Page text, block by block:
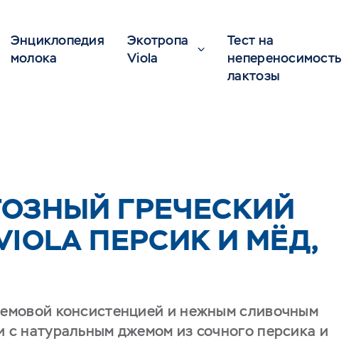
Энциклопедия
молока
Экотропа
Viola
Тест на
непереносимость
лактозы
ГРЕЧЕСКИЙ
ПЕРСИК И МЁД,
консистенцией и нежным сливочным
с натуральным джемом из сочного персика и